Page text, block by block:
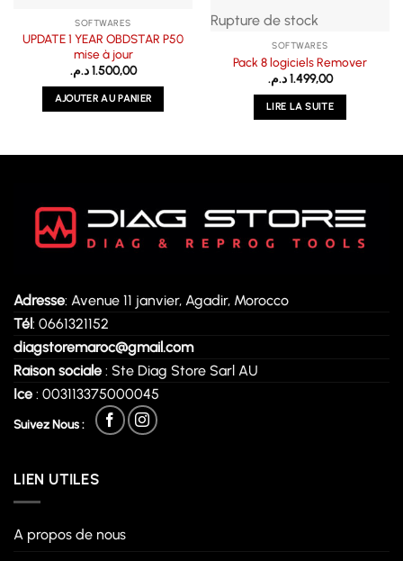
SOFTWARES
UPDATE 1 YEAR OBDSTAR P50
mise à jour
1.500,00 د.م.
AJOUTER AU PANIER
Rupture de stock
SOFTWARES
Pack 8 logiciels Remover
1.499,00 د.م.
LIRE LA SUITE
Adresse: Avenue 11 janvier, Agadir, Morocco
Tél: 0661321152
diagstoremaroc@gmail.com
Raison sociale : Ste Diag Store Sarl AU
Ice : 003113375000045
Suivez Nous :
LIEN UTILES
A propos de nous